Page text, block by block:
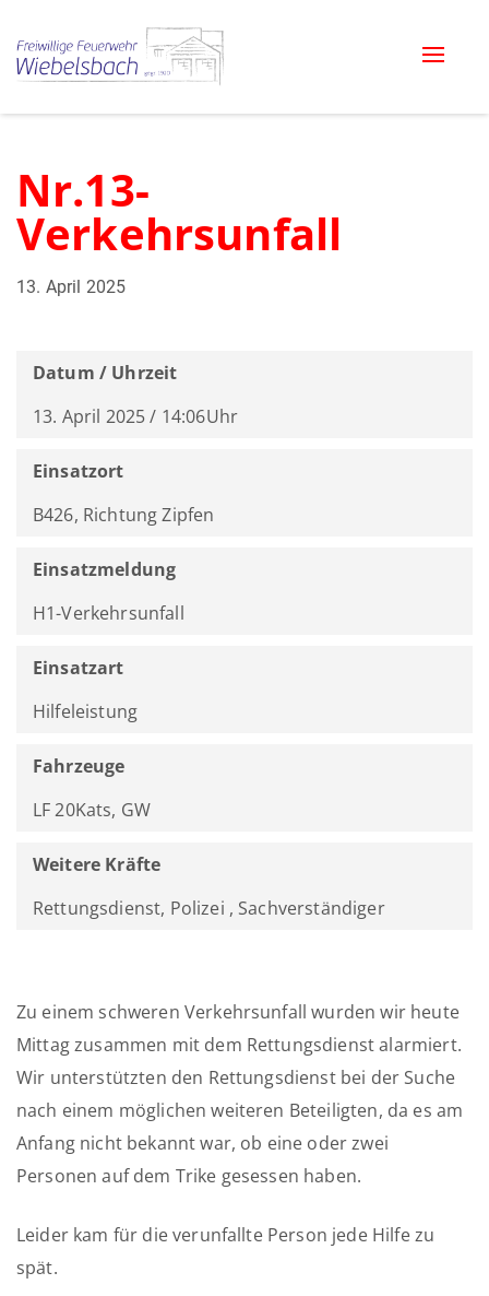
Toggle
Nr.13-
Verkehrsunfall
13. April 2025
Datum / Uhrzeit
13. April 2025 / 14:06Uhr
Einsatzort
B426, Richtung Zipfen
Einsatzmeldung
H1-Verkehrsunfall
Einsatzart
Hilfeleistung
Fahrzeuge
LF 20Kats, GW
Weitere Kräfte
Rettungsdienst, Polizei , Sachverständiger
Zu einem schweren Verkehrsunfall wurden wir heute
Mittag zusammen mit dem Rettungsdienst alarmiert.
Wir unterstützten den Rettungsdienst bei der Suche
nach einem möglichen weiteren Beteiligten, da es am
Anfang nicht bekannt war, ob eine oder zwei
Personen auf dem Trike gesessen haben.
Leider kam für die verunfallte Person jede Hilfe zu
spät.